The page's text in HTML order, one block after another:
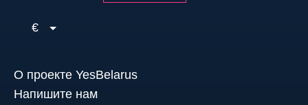
€
О проекте YesBelarus
Напишите нам